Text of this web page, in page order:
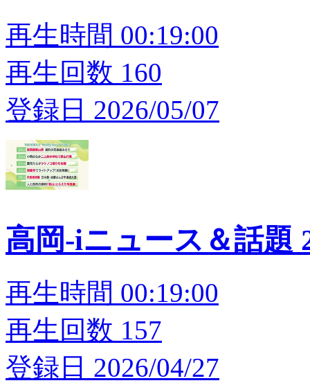
再生時間 00:19:00
再生回数 160
登録日 2026/05/07
高岡-iニュース＆話題
再生時間 00:19:00
再生回数 157
登録日 2026/04/27